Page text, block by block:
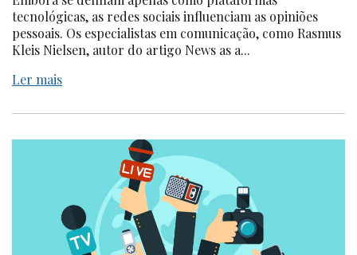
tecnológicas, as redes sociais influenciam as opiniões
pessoais. Os especialistas em comunicação, como Rasmus
Kleis Nielsen, autor do artigo News as a...
Ler mais